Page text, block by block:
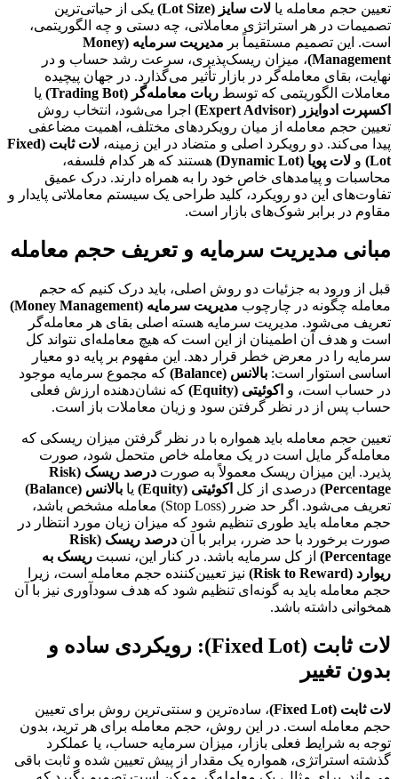
تعیین حجم معامله یا لات سایز (Lot Size)
یکی از حیاتی‌ترین
تصمیمات در هر استراتژی معاملاتی، چه دستی و چه الگوریتمی،
است. این تصمیم مستقیماً بر
مدیریت سرمایه (Money
Management) ، میزان ریسک‌پذیری، سرعت رشد حساب و در
نهایت، بقای معامله‌گر در بازار تأثیر می‌گذارد. در جهان پیچیده
معاملات الگوریتمی که توسط ربات معامله‌گر (Trading Bot)
یا
اکسپرت ادوایزر (Expert Advisor)
اجرا می‌شود، انتخاب روش
تعیین حجم معامله از میان رویکردهای مختلف، اهمیت مضاعفی
پیدا می‌کند. دو رویکرد اصلی و متضاد در این زمینه،
لات ثابت (Fixed
Lot) و لات پویا (Dynamic Lot)
هستند که هر کدام فلسفه،
محاسبات و پیامدهای خاص خود را به همراه دارند. درک عمیق
تفاوت‌های این دو رویکرد، کلید طراحی یک سیستم معاملاتی پایدار و
مقاوم در برابر شوک‌های بازار است.
مبانی مدیریت سرمایه و تعریف حجم معامله
قبل از ورود به جزئیات دو روش اصلی، باید درک کنیم که حجم
معامله چگونه در چارچوب مدیریت سرمایه (Money Management)
تعریف می‌شود. مدیریت سرمایه هسته اصلی بقای هر معامله‌گر
است و هدف آن اطمینان از این است که هیچ معامله‌ای نتواند کل
سرمایه را در معرض خطر قرار دهد. این مفهوم بر پایه دو معیار
اساسی استوار است: بالانس (Balance)
که مجموع سرمایه موجود
در حساب است، و اکوئیتی (Equity)
که نشان‌دهنده ارزش فعلی
حساب پس از در نظر گرفتن سود و زیان معاملات باز است.
تعیین حجم معامله باید همواره با در نظر گرفتن میزان ریسکی که
معامله‌گر مایل است در یک معامله خاص متحمل شود، صورت
پذیرد. این میزان ریسک معمولاً به صورت
درصد ریسک (Risk
Percentage) درصدی از کل اکوئیتی (Equity) یا بالانس (Balance)
تعریف می‌شود. اگر حد ضرر (Stop Loss) معامله مشخص باشد،
حجم معامله باید طوری تنظیم شود که میزان زیان مورد انتظار در
صورت برخورد با حد ضرر، برابر با آن
درصد ریسک (Risk
Percentage)
از کل سرمایه باشد. در کنار این، نسبت ریسک به
ریوارد (Risk to Reward)
نیز تعیین‌کننده حجم معامله است، زیرا
حجم معامله باید به گونه‌ای تنظیم شود که هدف سودآوری نیز با آن
همخوانی داشته باشد.
لات ثابت (Fixed Lot): رویکردی ساده و
بدون تغییر
لات ثابت (Fixed Lot)
، ساده‌ترین و سنتی‌ترین روش برای تعیین
حجم معامله است. در این روش، حجم معامله برای هر ترید، بدون
توجه به شرایط فعلی بازار، میزان سرمایه حساب، یا عملکرد
گذشته استراتژی، همواره یک مقدار از پیش تعیین شده و ثابت باقی